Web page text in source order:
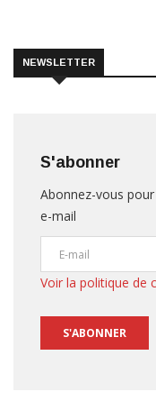
NEWSLETTER
S'abonner
Abonnez-vous
e-mail
Voir la politique de
S'ABONNER